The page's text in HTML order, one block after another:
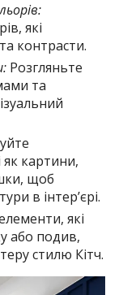
які
контрасти.
Розгляньте
та
як картини,
щоб
в інтер’єрі.
які
або подив,
стилю Кітч.